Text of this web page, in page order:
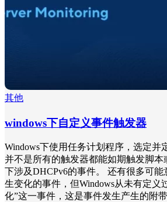
其他
windows下自定义事件触发器
Windows下使用任务计划程序，选定并
并不是所有的触发器都能如期触发脚本
下涉及DHCPv6的事件。 还有很多可
生变化的事件，但Windows从未有定义
化”这一事件，这是事件发生产生的附